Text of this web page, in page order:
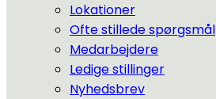
Lokationer
Ofte stillede spørgsmål
Medarbejdere
Ledige stillinger
Nyhedsbrev